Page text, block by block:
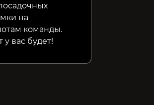
на
команды.
вас будет!